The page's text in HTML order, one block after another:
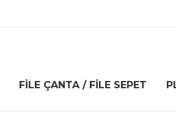
FILE ÇANTA / FILE SEPET